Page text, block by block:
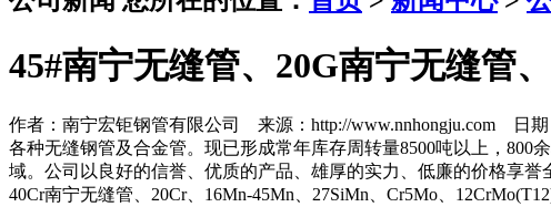
45#南宁无缝管、20G南宁无缝管
作者：南宁宏钜钢管有限公司 来源：http://www.nnhongju.com 日期
各种无缝钢管及合金管。现已形成常年库存周转量8500吨以上，
域。公司以良好的信誉、优质的产品、雄厚的实力、低廉的价格享誉
40Cr南宁无缝管、20Cr、16Mn-45Mn、27SiMn、Cr5Mo、